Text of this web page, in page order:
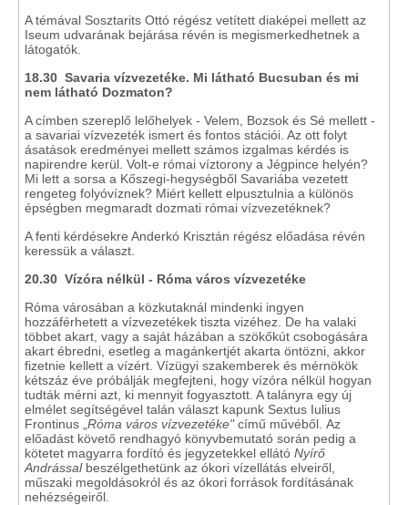
A témával Sosztarits Ottó régész vetített diaképei mellett az
Iseum udvarának bejárása révén is megismerkedhetnek a
látogatók.
18.30 Savaria vízvezetéke. Mi látható Bucsuban és mi
nem látható Dozmaton?
A címben szereplő lelőhelyek - Velem, Bozsok és Sé mellett -
a savariai vízvezeték ismert és fontos stációi. Az ott folyt
ásatások eredményei mellett számos izgalmas kérdés is
napirendre kerül. Volt-e római víztorony a Jégpince helyén?
Mi lett a sorsa a Kőszegi-hegységből Savariába vezetett
rengeteg folyóvíznek? Miért kellett elpusztulnia a különös
épségben megmaradt dozmati római vízvezetéknek?
A fenti kérdésekre Anderkó Krisztán régész előadása révén
keressük a választ.
20.30 Vízóra nélkül - Róma város vízvezetéke
Róma városában a közkutaknál mindenki ingyen
hozzáférhetett a vízvezetékek tiszta vizéhez. De ha valaki
többet akart, vagy a saját házában a szökőkút csobogására
akart ébredni, esetleg a magánkertjét akarta öntözni, akkor
fizetnie kellett a vízért. Vízügyi szakemberek és mérnökök
kétszáz éve próbálják megfejteni, hogy vízóra nélkül hogyan
tudták mérni azt, ki mennyit fogyasztott. A talányra egy új
elmélet segítségével talán választ kapunk Sextus Iulius
Frontinus „ Róma város vízvezetéke"című művéből. Az
előadást követő rendhagyó könyvbemutató során pedig a
kötetet magyarra fordító és jegyzetekkel ellátó Nyírő
Andrássalbeszélgethetünk az ókori vízellátás elveiről,
műszaki megoldásokról és az ókori források fordításának
nehézségeiről.